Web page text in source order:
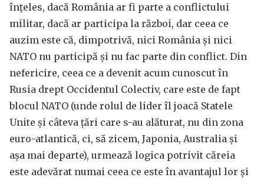
înțeles, dacă România ar fi parte a conflictului
militar, dacă ar participa la război, dar ceea ce
auzim este că, dimpotrivă, nici România și nici
NATO nu participă și nu fac parte din conflict. Din
nefericire, ceea ce a devenit acum cunoscut în
Rusia drept Occidentul Colectiv, care este de fapt
blocul NATO (unde rolul de lider îl joacă Statele
Unite și câteva țări care s-au alăturat, nu din zona
euro-atlantică, ci, să zicem, Japonia, Australia și
așa mai departe), urmează logica potrivit căreia
este adevărat numai ceea ce este în avantajul lor și